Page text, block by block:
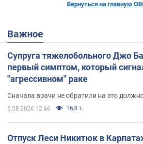
Вернуться на главную
Важное
Супруга тяжелобольного Джо
первый симптом, который
"агрессивном" раке
Сначала врачи не обратили на это
6.08.2026 12:46 16,8 т.
Отпуск Леси Никитюк в